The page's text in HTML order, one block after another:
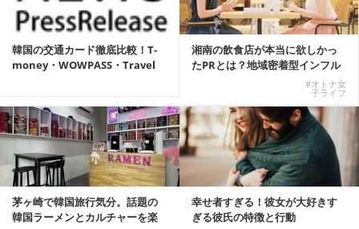
韓国の交通カード徹底比較！T-
money・WOWPASS・Travel
湘南の飲食店が本当に欲しかっ
たPRとは？地域密着型インフル
#オトナ女
子ライフ
茅ヶ崎で韓国旅行気分。話題の
韓国ラーメンとカルチャーを楽
幸せ者すぎる！彼女が大好きす
ぎる彼氏の特徴と行動